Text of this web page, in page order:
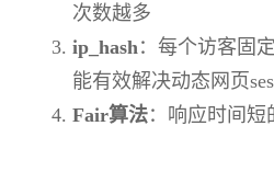
次数越多
ip_hash ：每个访客固
能有效解决动态网页
Fair算法：响应时间短